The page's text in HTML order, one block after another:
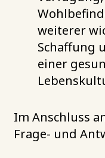
weiterer
Schaffung
einer
Im Anschluss
Frage- und